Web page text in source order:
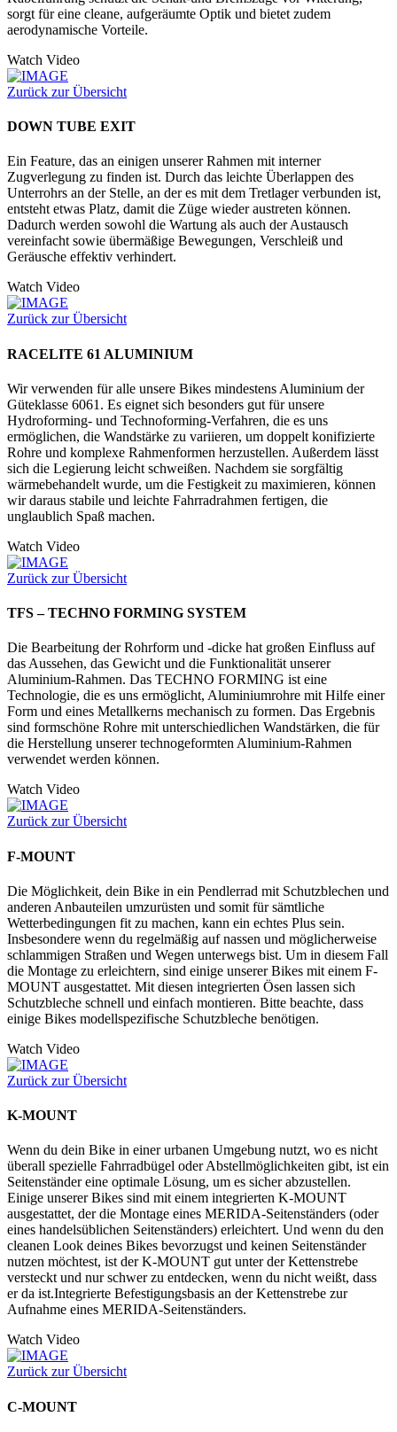
sorgt für eine cleane, aufgeräumte Optik und bietet zudem
aerodynamische Vorteile.
Watch Video
Zurück zur Übersicht
DOWN TUBE EXIT
Ein Feature, das an einigen unserer Rahmen mit interner
Zugverlegung zu finden ist. Durch das leichte Überlappen des
Unterrohrs an der Stelle, an der es mit dem Tretlager verbunden ist,
entsteht etwas Platz, damit die Züge wieder austreten können.
Dadurch werden sowohl die Wartung als auch der Austausch
vereinfacht sowie übermäßige Bewegungen, Verschleiß und
Geräusche effektiv verhindert.
Watch Video
Zurück zur Übersicht
RACELITE 61 ALUMINIUM
Wir verwenden für alle unsere Bikes mindestens Aluminium der
Güteklasse 6061. Es eignet sich besonders gut für unsere
Hydroforming- und Technoforming-Verfahren, die es uns
ermöglichen, die Wandstärke zu variieren, um doppelt konifizierte
Rohre und komplexe Rahmenformen herzustellen. Außerdem lässt
sich die Legierung leicht schweißen. Nachdem sie sorgfältig
wärmebehandelt wurde, um die Festigkeit zu maximieren, können
wir daraus stabile und leichte Fahrradrahmen fertigen, die
unglaublich Spaß machen.
Watch Video
Zurück zur Übersicht
TFS – TECHNO FORMING SYSTEM
Die Bearbeitung der Rohrform und -dicke hat großen Einfluss auf
das Aussehen, das Gewicht und die Funktionalität unserer
Aluminium-Rahmen. Das TECHNO FORMING ist eine
Technologie, die es uns ermöglicht, Aluminiumrohre mit Hilfe einer
Form und eines Metallkerns mechanisch zu formen. Das Ergebnis
sind formschöne Rohre mit unterschiedlichen Wandstärken, die für
die Herstellung unserer technogeformten Aluminium-Rahmen
verwendet werden können.
Watch Video
Zurück zur Übersicht
F-MOUNT
Die Möglichkeit, dein Bike in ein Pendlerrad mit Schutzblechen und
anderen Anbauteilen umzurüsten und somit für sämtliche
Wetterbedingungen fit zu machen, kann ein echtes Plus sein.
Insbesondere wenn du regelmäßig auf nassen und möglicherweise
schlammigen Straßen und Wegen unterwegs bist. Um in diesem Fall
die Montage zu erleichtern, sind einige unserer Bikes mit einem F-
MOUNT ausgestattet. Mit diesen integrierten Ösen lassen sich
Schutzbleche schnell und einfach montieren. Bitte beachte, dass
einige Bikes modellspezifische Schutzbleche benötigen.
Watch Video
Zurück zur Übersicht
K-MOUNT
Wenn du dein Bike in einer urbanen Umgebung nutzt, wo es nicht
überall spezielle Fahrradbügel oder Abstellmöglichkeiten gibt, ist ein
Seitenständer eine optimale Lösung, um es sicher abzustellen.
Einige unserer Bikes sind mit einem integrierten K-MOUNT
ausgestattet, der die Montage eines MERIDA-Seitenständers (oder
eines handelsüblichen Seitenständers) erleichtert. Und wenn du den
cleanen Look deines Bikes bevorzugst und keinen Seitenständer
nutzen möchtest, ist der K-MOUNT gut unter der Kettenstrebe
versteckt und nur schwer zu entdecken, wenn du nicht weißt, dass
er da ist.Integrierte Befestigungsbasis an der Kettenstrebe zur
Aufnahme eines MERIDA-Seitenständers.
Watch Video
Zurück zur Übersicht
C-MOUNT